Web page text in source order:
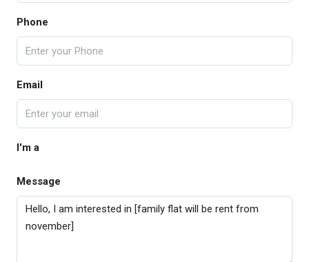
Phone
Email
I'm a
Message